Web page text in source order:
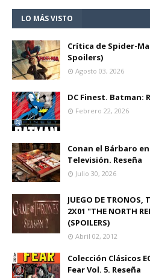
LO MÁS VISTO
Crítica de Spider-
Spoilers)
Agosto 03, 2026
DC Finest. Batman:
Febrero 22, 2026
Conan el Bárbaro
Televisión. Reseña
Julio 30, 2026
JUEGO DE TRONOS,
2X01 "THE NORTH
(SPOILERS)
Abril 02, 2012
Colección Clásicos
Fear Vol. 5. Reseña